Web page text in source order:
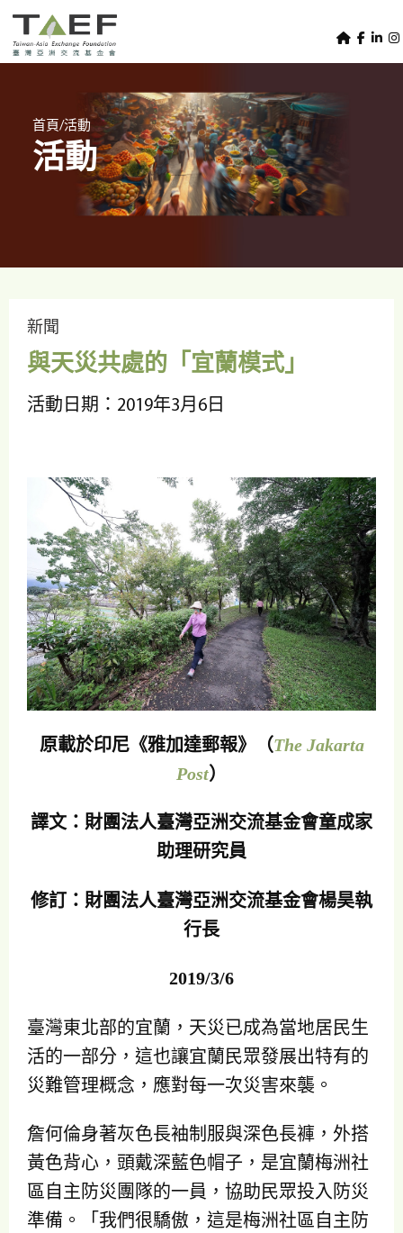
Skip to main content
TAEF
s
e
n
首頁/活動
活動
新聞
與天災共處的「宜蘭模式」
活動日期：2019年3月6日
原載於印尼《雅加達郵報》（The Jakarta
Post）
譯文：財團法人臺灣亞洲交流基金會童成家
助理研究員
修訂：財團法人臺灣亞洲交流基金會楊昊執
行長
2019/3/6
臺灣東北部的宜蘭，天災已成為當地居民生
活的一部分，這也讓宜蘭民眾發展出特有的
災難管理概念，應對每一次災害來襲。
詹何倫身著灰色長袖制服與深色長褲，外搭
黃色背心，頭戴深藍色帽子，是宜蘭梅洲社
區自主防災團隊的一員，協助民眾投入防災
準備。「我們很驕傲，這是梅洲社區自主防